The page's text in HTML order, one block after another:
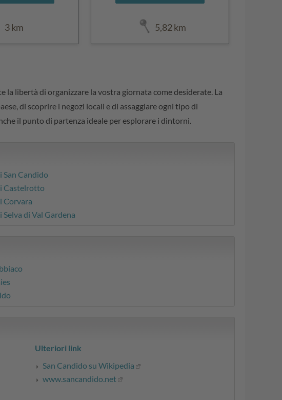
3 km 5,82 km
la libertà di organizzare la vostra giornata come desiderate. La
di scoprire i negozi locali e di assaggiare ogni tipo di
il punto di partenza ideale per esplorare i dintorni.
Candido
Castelrotto
Corvara
di Val Gardena
Ulteriori link
San Candido su Wikipedia
www.sancandido.net